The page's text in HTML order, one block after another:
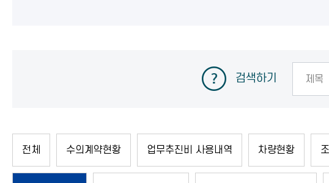
검색하기
전체 수의계약현황 업무추진비 사용내역 차량현황